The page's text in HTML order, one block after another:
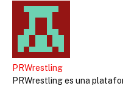
PRWrestling
PRWrestling es una